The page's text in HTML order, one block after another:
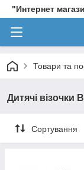
"Интернет
Товари та
Дитячі візочки
Сортування